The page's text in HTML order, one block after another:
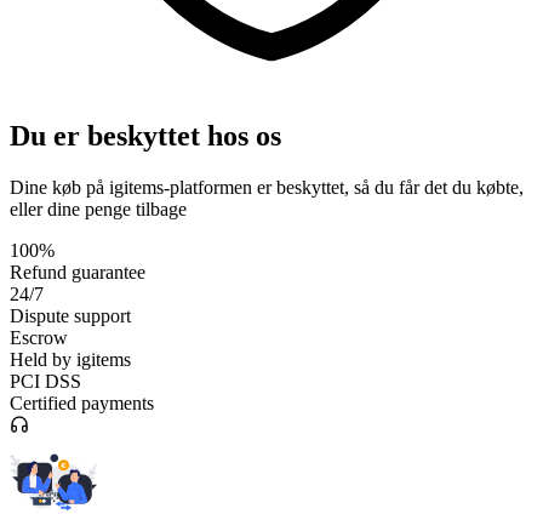
Du er beskyttet hos os
Dine køb på igitems-platformen er beskyttet, så du får det du købte,
eller dine penge tilbage
100%
Refund guarantee
24/7
Dispute support
Escrow
Held by igitems
PCI DSS
Certified payments